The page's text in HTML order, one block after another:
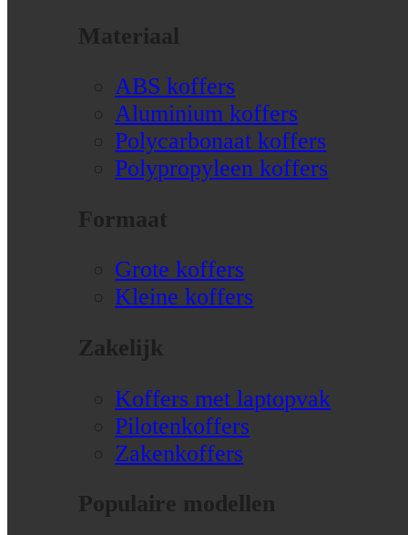
Materiaal
ABS koffers
Aluminium koffers
Polycarbonaat koffers
Polypropyleen koffers
Formaat
Grote koffers
Kleine koffers
Zakelijk
Koffers met laptopvak
Pilotenkoffers
Zakenkoffers
Populaire modellen